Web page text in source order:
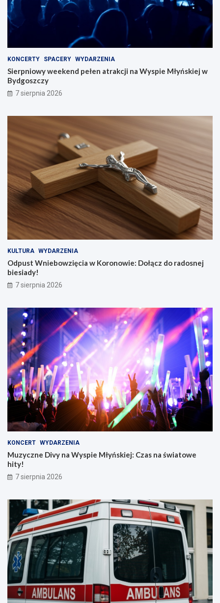
KONCERTY SPACERY WYDARZENIA
Sierpniowy weekend pełen atrakcji na Wyspie Młyńskiej w
Bydgoszczy
7 sierpnia 2026
KULTURA WYDARZENIA
Odpust Wniebowzięcia w Koronowie: Dołącz do radosnej
biesiady!
7 sierpnia 2026
KONCERT WYDARZENIA
Muzyczne Divy na Wyspie Młyńskiej: Czas na światowe
hity!
7 sierpnia 2026